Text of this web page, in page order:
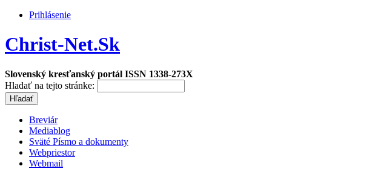
Prihlásenie
Christ-Net.Sk
Slovenský kresťanský portál ISSN 1338-273X
Hladať na tejto stránke:
Breviár
Mediablog
Sväté Písmo a dokumenty
Webpriestor
Webmail